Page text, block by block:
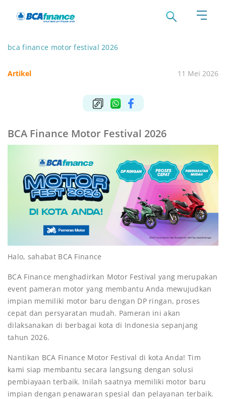
bca finance motor festival 2026
Artikel 11 Mei 2026
BCA Finance Motor Festival 2026
Halo, sahabat BCA Finance
BCA Finance menghadirkan Motor Festival yang merupakan
event pameran motor yang membantu Anda mewujudkan
impian memiliki motor baru dengan DP ringan, proses
cepat dan persyaratan mudah. Pameran ini akan
dilaksanakan di berbagai kota di Indonesia sepanjang
tahun 2026.
Nantikan BCA Finance Motor Festival di kota Anda! Tim
kami siap membantu secara langsung dengan solusi
pembiayaan terbaik. Inilah saatnya memiliki motor baru
impian dengan penawaran spesial dan pelayanan terbaik.